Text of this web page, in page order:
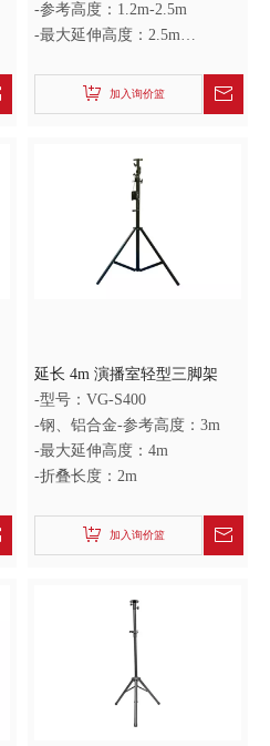
-参考高度：1.2m-2.5m
-最大延伸高度：2.5m
加入询价篮
延长 4m 演播室轻型三脚架
-型号：VG-S400
-钢、铝合金-参考高度：3m
-最大延伸高度：4m
-折叠长度：2m
加入询价篮